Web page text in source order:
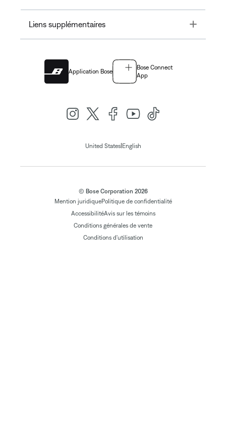
Liens supplémentaires Toggle
Application Bose
Bose Connect
App
United States| English
© Bose Corporation 2026
Mention juridiquePolitique de confidentialité
AccessibilitéAvis sur les témoins
Conditions générales de vente
Conditions d'utilisation